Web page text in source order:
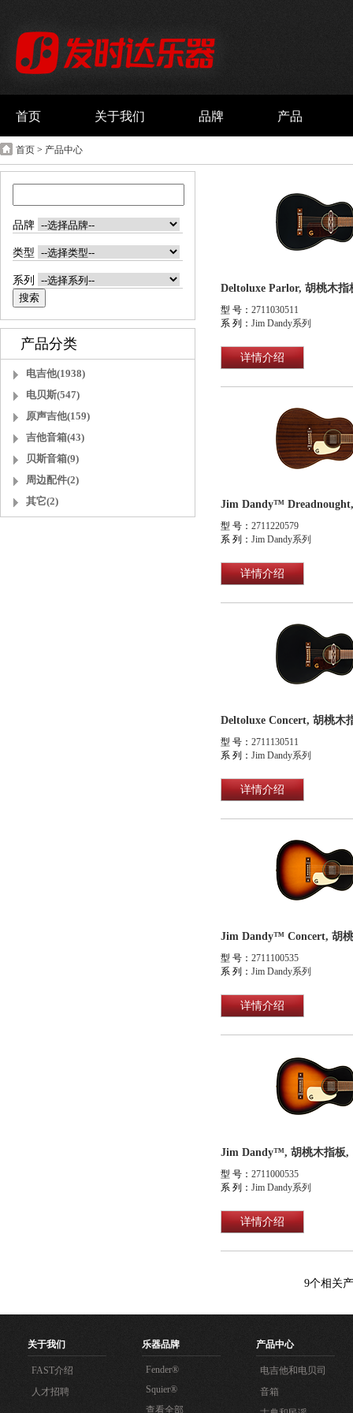
首页 关于我们 品牌 产品
首页 > 产品中心
品牌
类型
系列
产品分类
电吉他(1938)
电贝斯(547)
原声吉他(159)
吉他音箱(43)
贝斯音箱(9)
周边配件(2)
其它(2)
Deltoluxe Parlor, 胡桃木
型 号： 2711030511
系 列： Jim Dandy系列
详情介绍
型 号： 2711220579
系 列： Jim Dandy系列
详情介绍
Deltoluxe Concert, 胡桃木
型 号： 2711130511
系 列： Jim Dandy系列
详情介绍
型 号： 2711100535
系 列： Jim Dandy系列
详情介绍
Jim Dandy™, 胡桃木指板,
型 号： 2711000535
系 列： Jim Dandy系列
详情介绍
9个相关
关于我们
FAST介绍
人才招聘
乐器品牌
Fender®
Squier®
查看全部
产品中心
电吉他和电贝司
音箱